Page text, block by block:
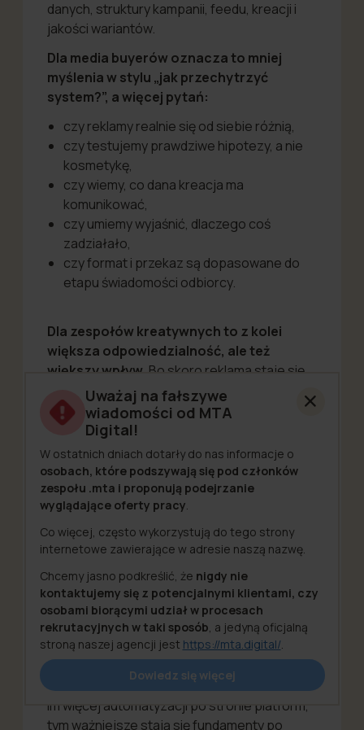
danych, struktury kampanii, feedu, kreacji i
jakości wariantów.
Dla media buyerów oznacza to mniej
myślenia w stylu „jak przechytrzyć
system?”, a więcej pytań:
czy reklamy realnie się od siebie różnią,
czy testujemy prawdziwe hipotezy, a nie
kosmetykę,
czy wiemy, co dana kreacja ma
komunikować,
czy umiemy wyjaśnić, dlaczego coś
zadziałało,
czy format i przekaz są dopasowane do
etapu świadomości odbiorcy.
Dla zespołów kreatywnych to z kolei
większa odpowiedzialność, ale też
większy wpływ . Bo skoro reklama staje się
jednym z głównych narzędzi sterowania tym,
gdzie kampania „wyląduje”, to kreacja nie jest
już dodatkiem do kampanii. Ona
współdecyduje o jej skuteczności.
✨ Kreacja przestaje być ozdobą
kampanii. Staje się jednym z jej
To nie znaczy, że strategia przestała być
ważna. Wręcz przeciwnie. Być może to
właśnie najważniejszy wniosek.
Im więcej automatyzacji po stronie platform,
tym ważniejsze stają się fundamenty po
Uważaj na fałszywe
wiadomości od MTA
Digital!
W ostatnich dniach dotarły do nas informacje o
osobach, które podszywają się pod członków
zespołu .mta i proponują podejrzanie
wyglądające oferty pracy
Co więcej, często wykorzystują do tego strony
internetowe zawierające w adresie naszą nazwę.
Chcemy jasno podkreślić, że nigdy nie
kontaktujemy się z potencjalnymi klientami, czy
osobami biorącymi udział w procesach
rekrutacyjnych w taki sposób , a jedyną oficjalną
stroną naszej agencji jest https://mta.digital/.
Bezpieczeństwo zawsze było i pozostaje naszym
priorytetem. Dlatego jeśli otrzymasz wiadomość,
która na pierwszy rzut oka wygląda, jakby była
wysłana przez nas, ale budzi Twoje wątpliwości –
Dowiedz się więcej